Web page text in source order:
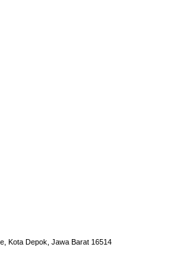
Kota Depok, Jawa Barat 16514